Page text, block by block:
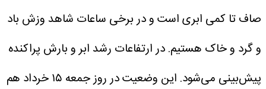
صاف تا کمی ابری است و در برخی ساعات شاهد وزش باد
و گرد و خاک هستیم. در ارتفاعات رشد ابر و بارش پراکنده
پیش‌بینی می‌شود. این وضعیت در روز جمعه ۱۵ خرداد هم